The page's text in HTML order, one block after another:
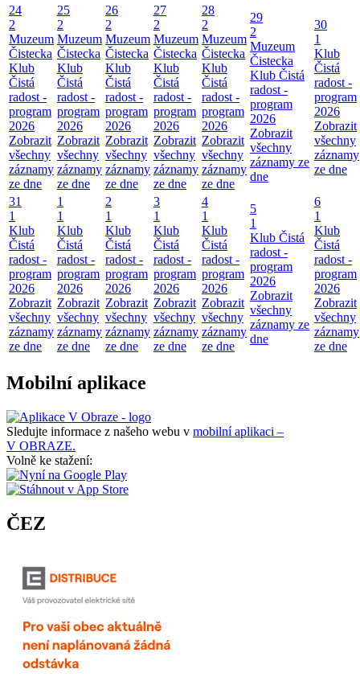
24
2
Muzeum
Čistecka
Klub
Čistá
radost -
program
2026
Zobrazit
všechny
záznamy
ze dne
25
2
Muzeum
Čistecka
Klub
Čistá
radost -
program
2026
Zobrazit
všechny
záznamy
ze dne
26
2
Muzeum
Čistecka
Klub
Čistá
radost -
program
2026
Zobrazit
všechny
záznamy
ze dne
27
2
Muzeum
Čistecka
Klub
Čistá
radost -
program
2026
Zobrazit
všechny
záznamy
ze dne
28
2
Muzeum
Čistecka
Klub
Čistá
radost -
program
2026
Zobrazit
všechny
záznamy
ze dne
29
2
Muzeum
Čistecka
Klub Čistá
radost -
program
2026
Zobrazit
všechny
záznamy ze
dne
30
1
Klub
Čistá
radost -
program
2026
Zobrazit
všechny
záznamy
ze dne
31
1
Klub
Čistá
radost -
program
2026
Zobrazit
všechny
záznamy
ze dne
1
1
Klub
Čistá
radost -
program
2026
Zobrazit
všechny
záznamy
ze dne
2
1
Klub
Čistá
radost -
program
2026
Zobrazit
všechny
záznamy
ze dne
3
1
Klub
Čistá
radost -
program
2026
Zobrazit
všechny
záznamy
ze dne
4
1
Klub
Čistá
radost -
program
2026
Zobrazit
všechny
záznamy
ze dne
5
1
Klub Čistá
radost -
program
2026
Zobrazit
všechny
záznamy ze
dne
6
1
Klub
Čistá
radost -
program
2026
Zobrazit
všechny
záznamy
ze dne
Mobilní aplikace
Sledujte informace z našeho webu v mobilní aplikaci –
V OBRAZE.
Volně ke stažení:
ČEZ